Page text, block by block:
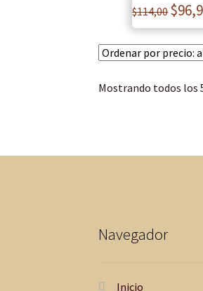
$114,00 $
Mostrando todos los
Navegador
Inicio